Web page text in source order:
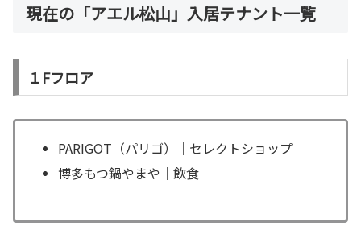
現在の「アエル松山」入居テナント一覧
１Fフロア
PARIGOT（パリゴ）｜セレクトショップ
博多もつ鍋やまや｜飲食